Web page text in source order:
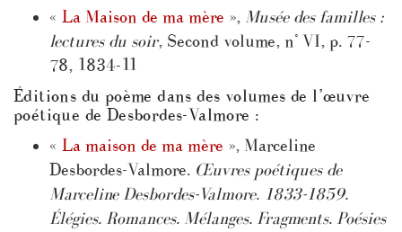
« La Maison de ma mère », Musée des familles :
lectures du soir, Second volume, n° VI, p. 77-
78, 1834-11
Éditions du poème dans des volumes de l’œuvre
poétique de Desbordes-Valmore :
« La maison de ma mère », Marceline
Desbordes-Valmore. Œuvres poétiques de
Marceline Desbordes-Valmore. 1833-1859.
Élégies. Romances. Mélanges. Fragments. Poésies